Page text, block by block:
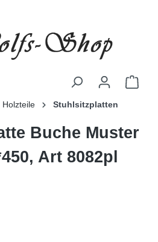
Holzteile Stuhlsitzplatten
Buche Muster
Art 8082pl